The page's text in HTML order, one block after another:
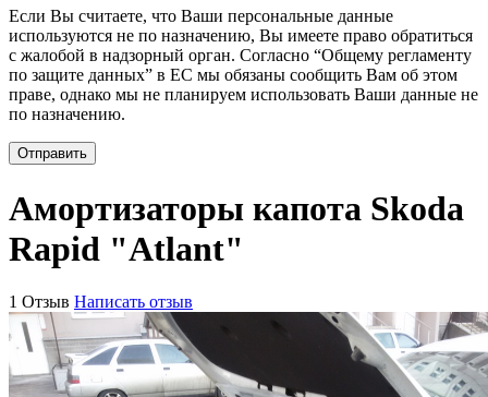
Если Вы считаете, что Ваши персональные данные
используются не по назначению, Вы имеете право обратиться
с жалобой в надзорный орган. Согласно “Общему регламенту
по защите данных” в ЕС мы обязаны сообщить Вам об этом
праве, однако мы не планируем использовать Ваши данные не
по назначению.
Отправить
Амортизаторы капота Skoda
Rapid "Atlant"
1 Отзыв Написать отзыв